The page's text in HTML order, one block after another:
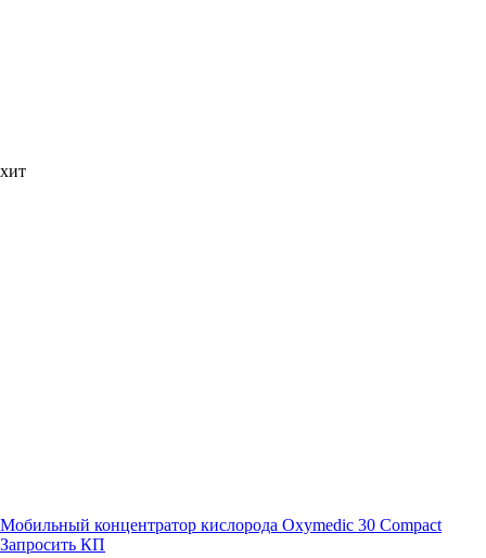
хит
Мобильный концентратор кислорода Oxymedic 30 Compact
Запросить КП